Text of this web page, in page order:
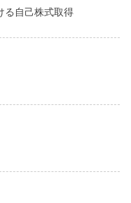
る自己株式取得